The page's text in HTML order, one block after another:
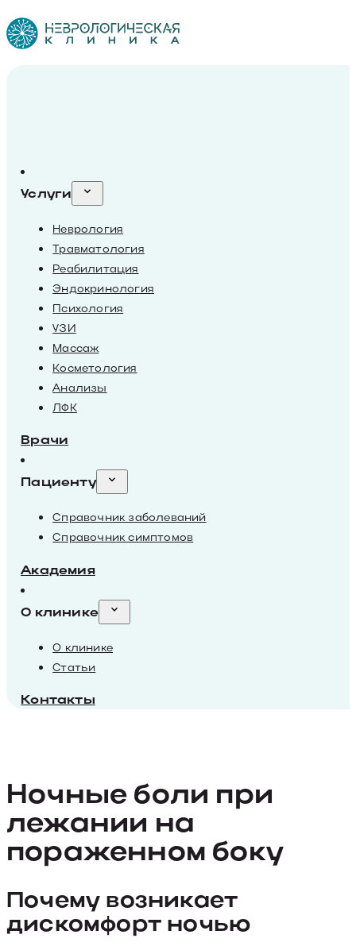
Услуги
Неврология
Травматология
Реабилитация
Эндокринология
Психология
УЗИ
Массаж
Косметология
Анализы
ЛФК
Врачи
Пациенту
Справочник заболеваний
Справочник симптомов
Академия
О клинике
О клинике
Статьи
Контакты
Ночные боли при
лежании на
пораженном боку
Почему возникает
дискомфорт ночью